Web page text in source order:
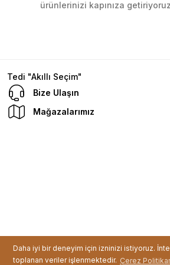
Daha iyi bir deneyim için izninizi istiyoruz.
toplanan veriler işlenmektedir. Çerez
subelerde bulamadigini burda
L... M... | 11/10/2023
ürünlerinizi kapınıza
Tedi "Akıllı Seçim"
Bize Ulaşın
Mağazalarımız
© Tüm hakları saklıdır. Kredi kartı